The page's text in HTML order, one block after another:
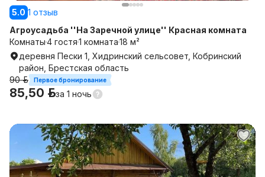
5.0 1 отзыв
Агроусадьба ''На Заречной улице'' Красная комната
Комнаты4 гостя1 комната18 м²
деревня Пески 1, Хидринский сельсовет, Кобринский
район, Брестская область
90 р.
Первое бронирование
85,50 р.за 1 ночь